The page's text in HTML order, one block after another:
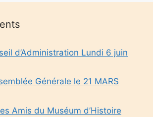
d’Administration Lundi 6 juin
Générale le 21 MARS
Amis du Muséum d’Histoire